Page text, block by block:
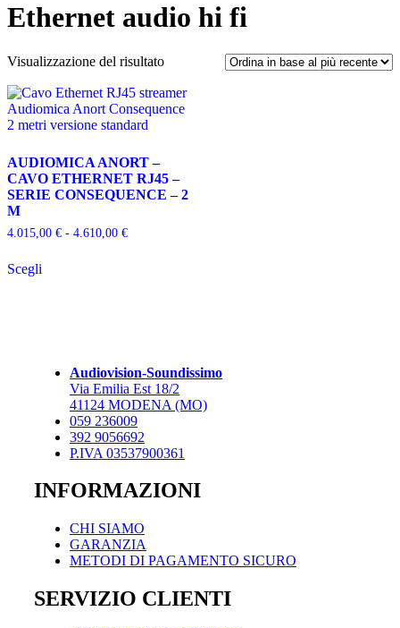
Ethernet audio hi fi
Visualizzazione del risultato
AUDIOMICA ANORT –
CAVO ETHERNET RJ45 –
SERIE CONSEQUENCE – 2
M
4.015,00 € - 4.610,00 €Fascia
Scegliprodotto
possono
essere
scelte
pagina
prodotto
Audiovision-Soundissimo
Via Emilia Est 18/2
41124 MODENA (MO)
059 236009
392 9056692
P.IVA 03537900361
INFORMAZIONI
CHI SIAMO
GARANZIA
METODI DI PAGAMENTO SICURO
SERVIZIO CLIENTI